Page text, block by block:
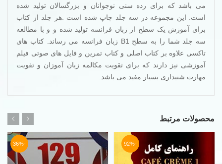
می باشد که برای رده سنی نوجوانان و بزرگسالان تولید شده
است. این مجموعه در سه جلد چاپ شده است .هر جلد از کتاب
برای آموزش یک سطح از زبان فرانسه تولید شده و و با مطالعه
سه جلد شما را به سطح B1 زبان فرانسه می رساند. کتاب های
تاکسی علاوه بر کتاب اصلی و کتاب تمرین و فایل های صوتی فیلم
آموزشی نیز دارند که برای تقویت مکالمه زبان آموزان و تقویت
مهارت شنیداری بسیار مفید می باشد.
محصولات مرتبط
-92%
-36%